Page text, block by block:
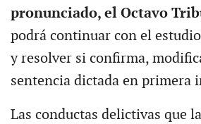
pronunciado, el Octavo
podrá continuar con el
y resolver si confirma,
sentencia dictada en primera
Las conductas delictivas que